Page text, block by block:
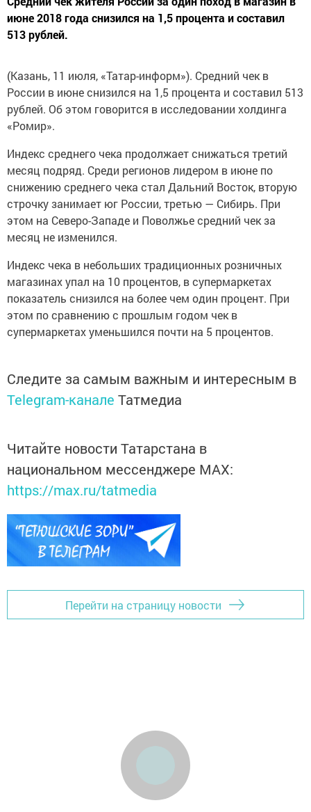
июне 2018 года снизился на 1,5 процента и составил
513 рублей.
(Казань, 11 июля, «Татар-информ»). Средний чек в
России в июне снизился на 1,5 процента и составил 513
рублей. Об этом говорится в исследовании холдинга
«Ромир».
Индекс среднего чека продолжает снижаться третий
месяц подряд. Среди регионов лидером в июне по
снижению среднего чека стал Дальний Восток, вторую
строчку занимает юг России, третью — Сибирь. При
этом на Северо-Западе и Поволжье средний чек за
месяц не изменился.
Индекс чека в небольших традиционных розничных
магазинах упал на 10 процентов, в супермаркетах
показатель снизился на более чем один процент. При
этом по сравнению с прошлым годом чек в
супермаркетах уменьшился почти на 5 процентов.
Следите за самым важным и интересным в
Telegram-канале Татмедиа
Читайте новости Татарстана в
национальном мессенджере MАХ:
https://max.ru/tatmedia
Перейти на страницу новости